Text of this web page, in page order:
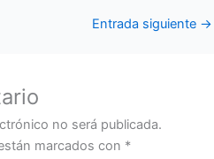
Entrada siguiente →
no será publicada.
marcados con *